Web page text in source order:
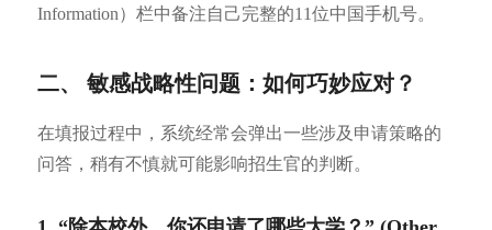
Information）栏中备注自己完整的11位中国手机号。
二、 敏感战略性问题：如何巧妙应对？
在填报过程中，系统经常会弹出一些涉及申请策略的
问答，稍有不慎就可能影响招生官的判断。